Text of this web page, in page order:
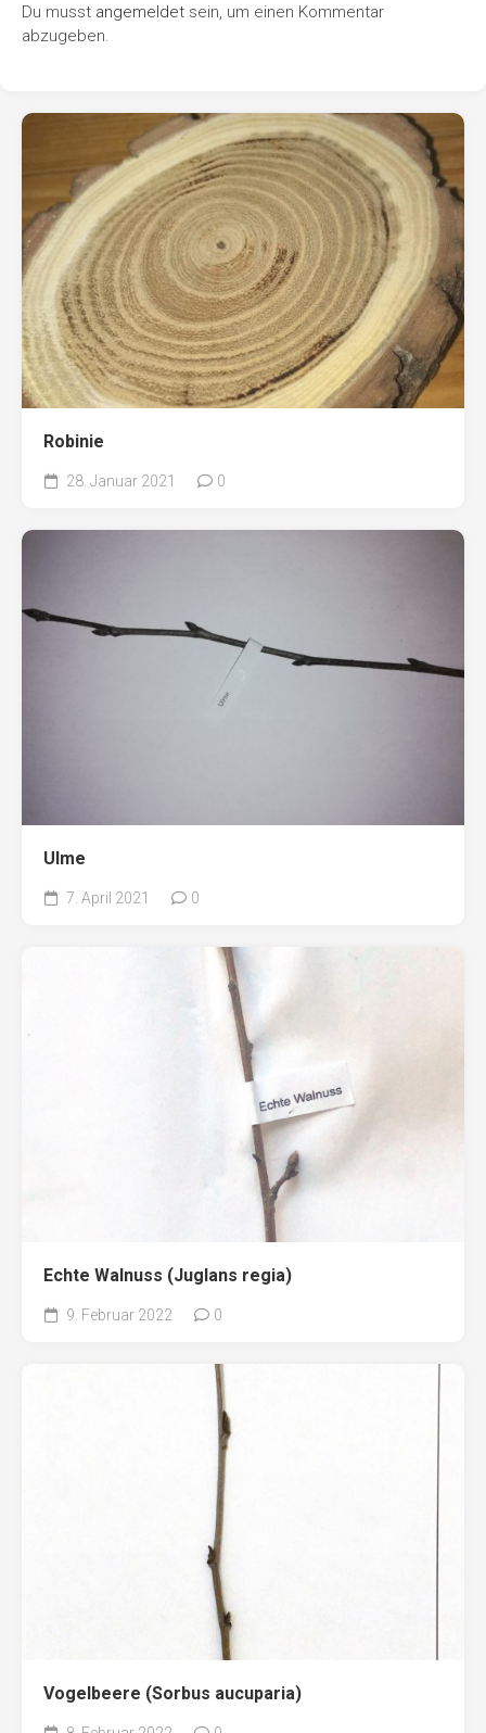
Du musst angemeldet sein, um einen Kommentar
abzugeben.
Robinie
28. Januar 2021 0
Ulme
7. April 2021 0
Echte Walnuss (Juglans regia)
9. Februar 2022 0
Vogelbeere (Sorbus aucuparia)